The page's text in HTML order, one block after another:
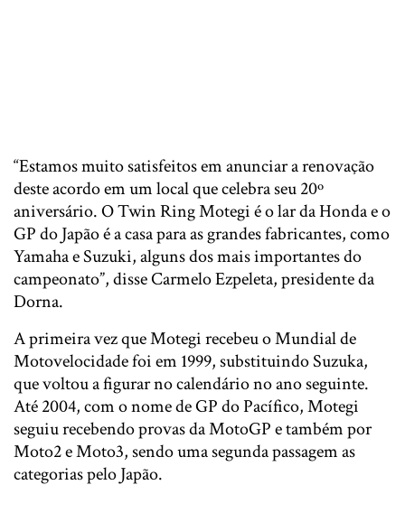
“Estamos muito satisfeitos em anunciar a renovação
deste acordo em um local que celebra seu 20º
aniversário. O Twin Ring Motegi é o lar da Honda e o
GP do Japão é a casa para as grandes fabricantes, como
Yamaha e Suzuki, alguns dos mais importantes do
campeonato”, disse Carmelo Ezpeleta, presidente da
Dorna.
A primeira vez que Motegi recebeu o Mundial de
Motovelocidade foi em 1999, substituindo Suzuka,
que voltou a figurar no calendário no ano seguinte.
Até 2004, com o nome de GP do Pacífico, Motegi
seguiu recebendo provas da MotoGP e também por
Moto2 e Moto3, sendo uma segunda passagem as
categorias pelo Japão.